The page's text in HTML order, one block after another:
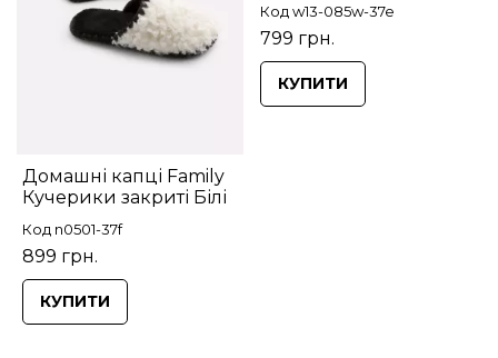
Домашні капці Family
Кучерики закриті Білі
Код n0501-37f
899 грн.
КУПИТИ
Код w13-085w-37e
799 грн.
КУПИТИ